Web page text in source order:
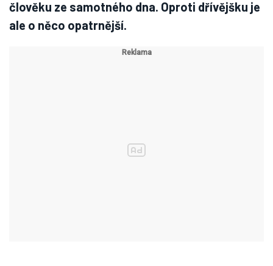
člověku ze samotného dna. Oproti dřívějšku je
ale o něco opatrnější.